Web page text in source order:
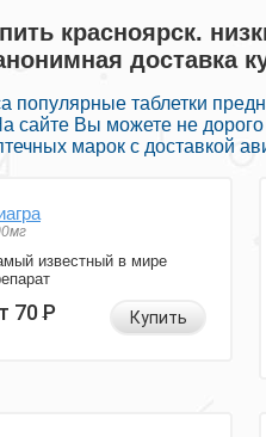
красноярск.
доставка
популярные таблетки
сайте Вы можете не
марок с доставкой
известный в мире
70Р Купить